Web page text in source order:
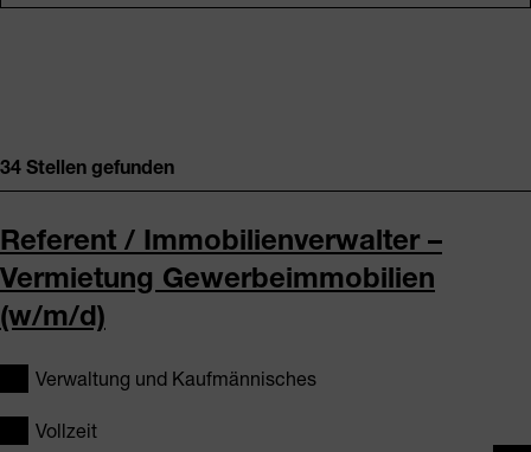
34 Stellen gefunden
Referent / Immobilienverwalter –
Vermietung Gewerbeimmobilien
(w/m/d)
Verwaltung und Kaufmännisches
Vollzeit